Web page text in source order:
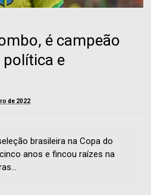
é campeão
e
de 2022
brasileira na Copa do
anos e fincou raízes na